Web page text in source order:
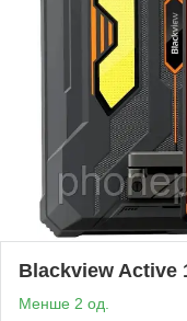
Blackview Active
Менше 2 од.